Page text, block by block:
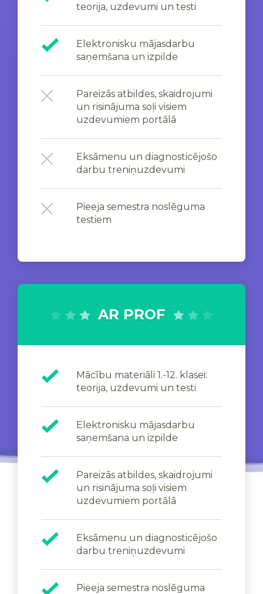
teorija, uzdevumi un testi
Elektronisku mājasdarbu
saņemšana un izpilde
Pareizās atbildes, skaidrojumi
un risinājuma soļi visiem
uzdevumiem portālā
Eksāmenu un diagnosticējošo
darbu treniņuzdevumi
Pieeja semestra noslēguma
testiem
AR PROF
Mācību materiāli 1.-12. klasei:
teorija, uzdevumi un testi
Elektronisku mājasdarbu
saņemšana un izpilde
Pareizās atbildes, skaidrojumi
un risinājuma soļi visiem
uzdevumiem portālā
Eksāmenu un diagnosticējošo
darbu treniņuzdevumi
Pieeja semestra noslēguma